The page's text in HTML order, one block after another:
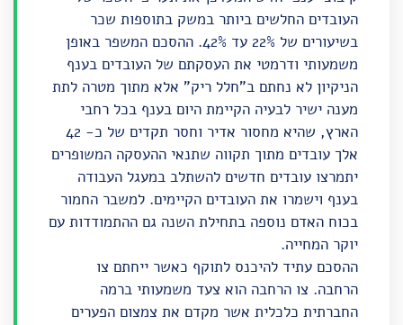
העובדים החלשים ביותר במשק בתוספות שכר
בשיעורים של 22% עד 42%. ההסכם המשפר באופן
משמעותי ודרמטי את העסקתם של העובדים בענף
הניקיון לא נחתם ב"חלל ריק" אלא מתוך מטרה לתת
מענה ישיר לבעיה הקיימת היום בענף בכל רחבי
הארץ, שהיא מחסור אדיר וחסר תקדים של כ- 42
אלך עובדים מתוך תקווה שתנאי ההעסקה המשופרים
יתמרצו עובדים חדשים להשתלב במעגל העבודה
בענף וישמרו את העובדים הקיימים. למשבר החמור
בכוח האדם נוספה בתחילת השנה גם ההתמודדות עם
יוקר המחייה.
ההסכם עתיד להיכנס לתוקף כאשר ייחתם צו
הרחבה. צו הרחבה הוא צעד משמעותי ברמה
החברתית כלכלית אשר מקדם את צמצום הפערים